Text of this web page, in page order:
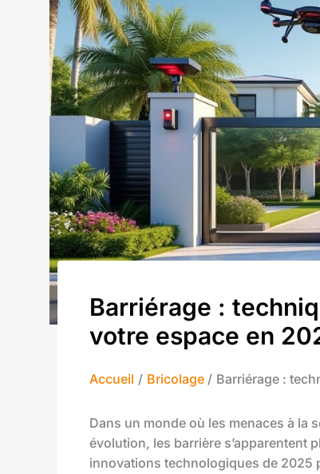
Barriérage :
votre espace en
Accueil Bricolage Barriérage :
Dans un monde où les menaces à la
évolution, les barrière s’apparentent
innovations technologiques de 2025